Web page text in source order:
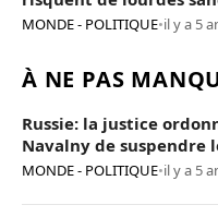
MONDE - POLITIQUE•il y a 5
À NE PAS
Russie: la justice
Navalny de suspendre
MONDE - POLITIQUE•il y a 5